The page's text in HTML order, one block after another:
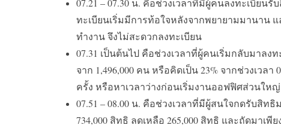
07.21 – 07.30 น. คือช่วงเวลาที่มีผู้คนลงทะเบียนรั
ทะเบียนเริ่มมีการท้อใจหลังจากพยายามมานาน
ทำงาน จึงไม่สะดวกลงทะเบียน
07.31 เป็นต้นไป คือช่วงเวลาที่ผู้คนเริ่มกลับมาล
จาก 1,496,000 คน หรือคิดเป็น23% จากช่วงเวลา
ครั้ง หรือหาเวลาว่างก่อนเริ่มงานออฟฟิศส่วนใหญ่
07.51 – 08.00 น. คือช่วงเวลาที่มีผู้สนใจกดรับสิท
734,000 สิทธิ ลดเหลือ 265,000 สิทธิ และถัดมาเพีย